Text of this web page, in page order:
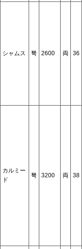
シャムス 弩 2600 両 36
カルミー
ド
弩 3200 両 38